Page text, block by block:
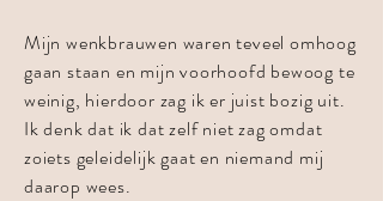
Mijn wenkbrauwen waren teveel omhoog
gaan staan en mijn voorhoofd bewoog te
weinig, hierdoor zag ik er juist bozig uit.
Ik denk dat ik dat zelf niet zag omdat
zoiets geleidelijk gaat en niemand mij
daarop wees.